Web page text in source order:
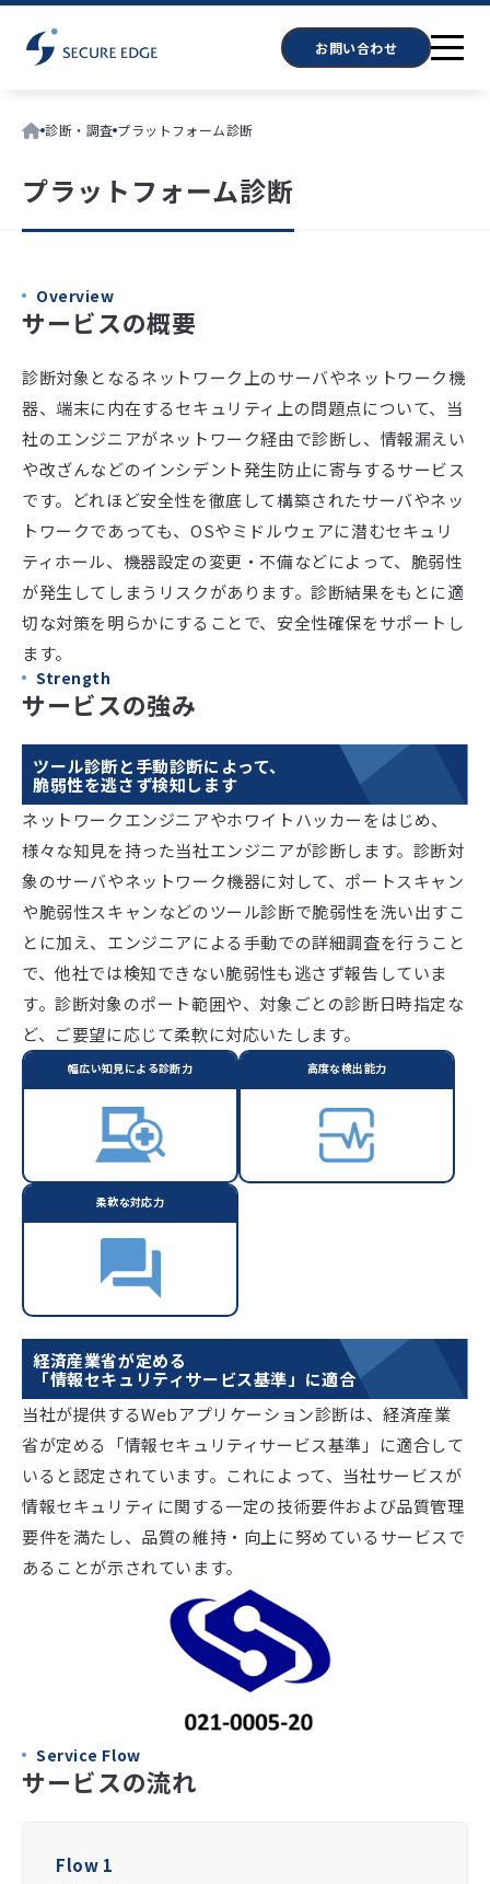
お問い合わせ
診断・調査 プラットフォーム診断
プラットフォーム診断
Overview
サービスの概要
診断対象となるネットワーク上のサーバやネットワーク機
器、端末に内在するセキュリティ上の問題点について、当
社のエンジニアがネットワーク経由で診断し、情報漏えい
や改ざんなどのインシデント発生防止に寄与するサービス
です。どれほど安全性を徹底して構築されたサーバやネッ
トワークであっても、OSやミドルウェアに潜むセキュリ
ティホール、機器設定の変更・不備などによって、脆弱性
が発生してしまうリスクがあります。診断結果をもとに適
切な対策を明らかにすることで、安全性確保をサポートし
ます。
Strength
サービスの強み
ツール診断と手動診断によって、
脆弱性を逃さず検知します
ネットワークエンジニアやホワイトハッカーをはじめ、
様々な知見を持った当社エンジニアが診断します。診断対
象のサーバやネットワーク機器に対して、ポートスキャン
や脆弱性スキャンなどのツール診断で脆弱性を洗い出すこ
とに加え、エンジニアによる手動での詳細調査を行うこと
で、他社では検知できない脆弱性も逃さず報告していま
す。診断対象のポート範囲や、対象ごとの診断日時指定な
ど、ご要望に応じて柔軟に対応いたします。
幅広い知見による診断力 高度な検出能力
柔軟な対応力
経済産業省が定める
「情報セキュリティサービス基準」に適合
当社が提供するWebアプリケーション診断は、経済産業
省が定める「情報セキュリティサービス基準」に適合して
いると認定されています。これによって、当社サービスが
情報セキュリティに関する一定の技術要件および品質管理
要件を満たし、品質の維持・向上に努めているサービスで
あることが示されています。
Service Flow
サービスの流れ
Flow 1